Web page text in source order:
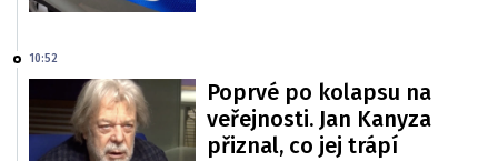
10:52
Poprvé po kolapsu na
veřejnosti. Jan Kanyza
přiznal, co jej trápí